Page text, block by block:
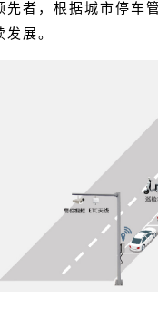
先者，根据城市停车
展。